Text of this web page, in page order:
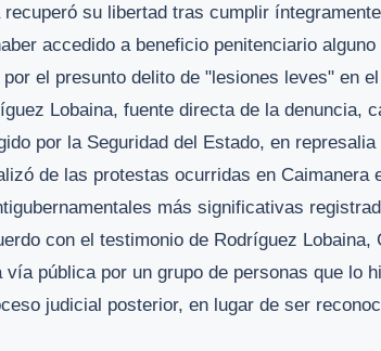
su libertad tras cumplir
accedido a beneficio penitenciario
el presunto delito de "lesiones leves" en
Lobaina, fuente directa de la denuncia,
por la Seguridad del Estado, en represalia
de las protestas ocurridas en Caimanera
más significativas
con el testimonio de Rodríguez Lobaina,
pública por un grupo de personas que lo
judicial posterior, en lugar de ser